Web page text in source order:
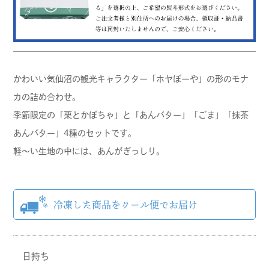
かわいい気仙沼の観光キャラクター「ホヤぼーや」の形のモナ
カの詰め合わせ。
季節限定の「栗とかぼちゃ」と「あんバター」「ごま」「抹茶
あんバター」4種のセットです。
軽～い生地の中には、あんがぎっしり。
日持ち